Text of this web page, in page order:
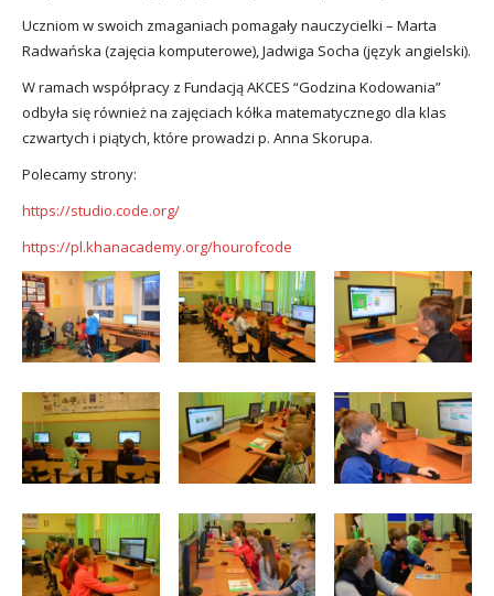
Uczniom w swoich zmaganiach pomagały nauczycielki – Marta
Radwańska (zajęcia komputerowe), Jadwiga Socha (język angielski).
W ramach współpracy z Fundacją AKCES “Godzina Kodowania”
odbyła się również na zajęciach kółka matematycznego dla klas
czwartych i piątych, które prowadzi p. Anna Skorupa.
Polecamy strony:
https://studio.code.org/
https://pl.khanacademy.org/hourofcode